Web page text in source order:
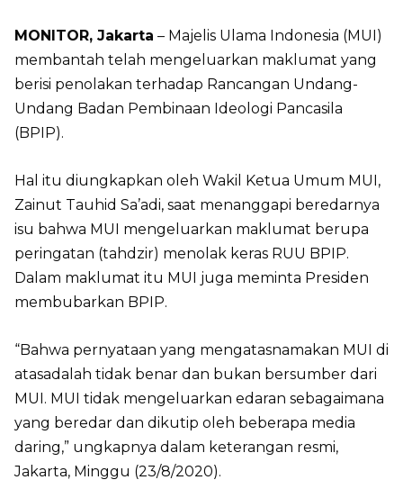
MONITOR, Jakarta – Majelis Ulama Indonesia (MUI)
membantah telah mengeluarkan maklumat yang
berisi penolakan terhadap Rancangan Undang-
Undang Badan Pembinaan Ideologi Pancasila
(BPIP).
Hal itu diungkapkan oleh Wakil Ketua Umum MUI,
Zainut Tauhid Sa’adi, saat menanggapi beredarnya
isu bahwa MUI mengeluarkan maklumat berupa
peringatan (tahdzir) menolak keras RUU BPIP.
Dalam maklumat itu MUI juga meminta Presiden
membubarkan BPIP.
“Bahwa pernyataan yang mengatasnamakan MUI di
atasadalah tidak benar dan bukan bersumber dari
MUI. MUI tidak mengeluarkan edaran sebagaimana
yang beredar dan dikutip oleh beberapa media
daring,” ungkapnya dalam keterangan resmi,
Jakarta, Minggu (23/8/2020).